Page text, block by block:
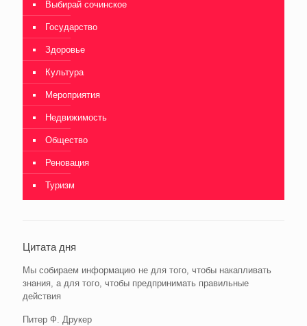
Выбирай сочинское
Государство
Здоровье
Культура
Мероприятия
Недвижимость
Общество
Реновация
Туризм
Цитата дня
Мы собираем информацию не для того, чтобы накапливать
знания, а для того, чтобы предпринимать правильные
действия
Питер Ф. Друкер